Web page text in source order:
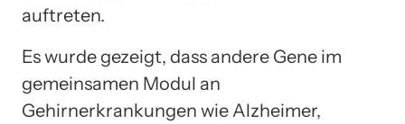
auftreten.
Es wurde gezeigt, dass andere Gene im
gemeinsamen Modul an
Gehirnerkrankungen wie Alzheimer,